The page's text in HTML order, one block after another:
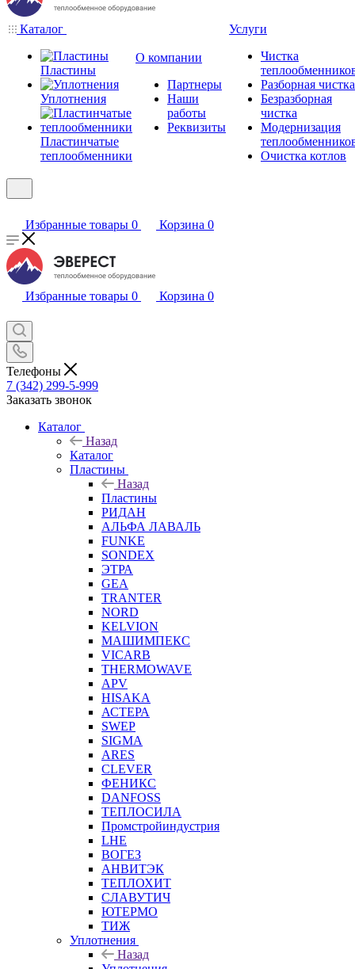
Каталог
Пластины
Уплотнения
Пластинчатые
теплообменники
О компании
Партнеры
Наши
работы
Реквизиты
Услуги
Чистка
Разборная чистка
Безразборная
чистка
Модернизация
Очистка котлов
Избранные товары 0 Корзина 0
Избранные товары 0 Корзина 0
Телефоны
7 (342) 299-5-999
Заказать звонок
Каталог
Назад
Каталог
Пластины
Назад
Пластины
РИДАН
АЛЬФА ЛАВАЛЬ
FUNKE
SONDEX
ЭТРА
GEA
TRANTER
NORD
KELVION
МАШИМПЕКС
VICARB
THERMOWAVE
APV
HISAKA
АСТЕРА
SWEP
SIGMA
ARES
CLEVER
ФЕНИКС
DANFOSS
ТЕПЛОСИЛА
Промстройиндустрия
LHE
ВОГЕЗ
АНВИТЭК
ТЕПЛОХИТ
СЛАВУТИЧ
ЮТЕРМО
ТИЖ
Уплотнения
Назад